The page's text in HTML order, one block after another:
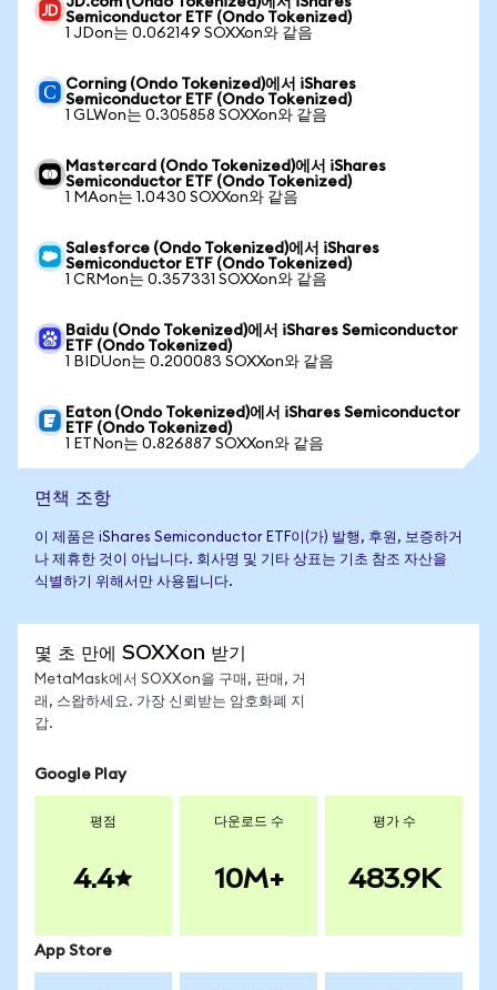
Semiconductor ETF (Ondo Tokenized)
1 JDon는 0.062149 SOXXon와 같음
Corning (Ondo Tokenized)에서 iShares
Semiconductor ETF (Ondo Tokenized)
1 GLWon는 0.305858 SOXXon와 같음
Mastercard (Ondo Tokenized)에서 iShares
Semiconductor ETF (Ondo Tokenized)
1 MAon는 1.0430 SOXXon와 같음
Salesforce (Ondo Tokenized)에서 iShares
Semiconductor ETF (Ondo Tokenized)
1 CRMon는 0.357331 SOXXon와 같음
Baidu (Ondo Tokenized)에서 iShares Semiconductor
ETF (Ondo Tokenized)
1 BIDUon는 0.200083 SOXXon와 같음
Eaton (Ondo Tokenized)에서 iShares Semiconductor
ETF (Ondo Tokenized)
1 ETNon는 0.826887 SOXXon와 같음
면책 조항
이 제품은 iShares Semiconductor ETF이(가) 발행, 후원, 보증하거
나 제휴한 것이 아닙니다. 회사명 및 기타 상표는 기초 참조 자산을
식별하기 위해서만 사용됩니다.
몇 초 만에 SOXXon 받기
MetaMask에서 SOXXon을 구매, 판매, 거
래, 스왑하세요. 가장 신뢰받는 암호화폐 지
갑.
Google Play
평점
4.4
다운로드 수
10M+
평가 수
483.9K
App Store